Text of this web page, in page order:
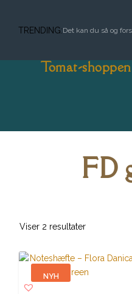
TRENDING:Det kan du så og
Tomat-shoppen
FD
Viser 2 resultater
NYH